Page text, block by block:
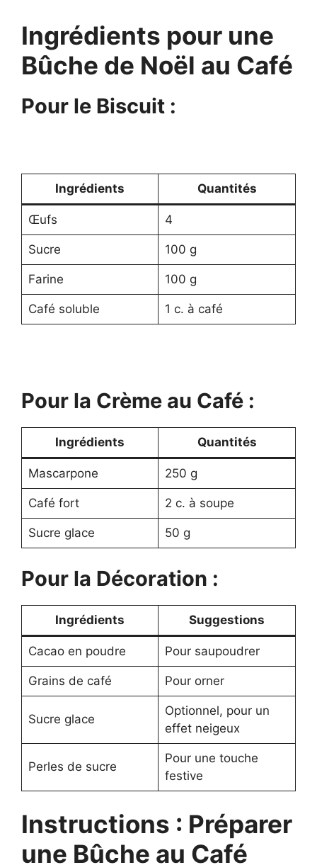
Ingrédients pour une
Bûche de Noël au Café
Pour le Biscuit :
Ingrédients Quantités
Œufs 4
Sucre 100 g
Farine 100 g
Café soluble 1 c. à café
Pour la Crème au Café :
Ingrédients Quantités
Mascarpone 250 g
Café fort 2 c. à soupe
Sucre glace 50 g
Pour la Décoration :
Ingrédients Suggestions
Cacao en poudre Pour saupoudrer
Grains de café Pour orner
Sucre glace
Optionnel, pour un
effet neigeux
Perles de sucre
Pour une touche
festive
Instructions : Préparer
une Bûche au Café